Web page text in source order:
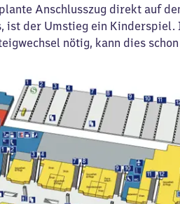
Anschlusszug direkt auf
ist der Umstieg ein Kinderspiel.
nötig, kann dies